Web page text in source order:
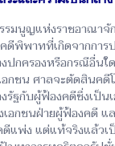
นูญแห่งราชอาณาจัก
ดีพิพาทที่เกิดจากกา
กครองหรือกรณีอื่น
กชน ศาลจะตัดสินค
รัฐกับผู้ฟ้องคดีซึ่งเป็
เอกชนฝ่ายผู้ฟ้องคดี
แพ่ง แต่แท้จริงแล้ว